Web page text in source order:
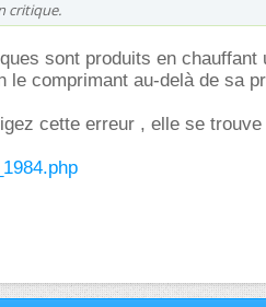
critique.
sont produits en chauffant
le comprimant au-delà de sa
cette erreur , elle se